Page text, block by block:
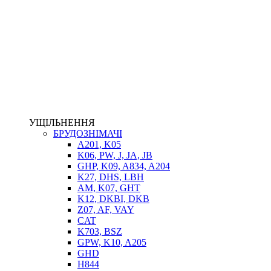
ВТУЛКИ
УЩІЛЬНЕННЯ
БРУДОЗНІМАЧІ
A201, K05
K06, PW, J, JA, JB
GHP, K09, A834, A204
K27, DHS, LBH
AM, K07, GHT
K12, DKBI, DKB
Z07, AF, VAY
CAT
K703, BSZ
GPW, K10, A205
GHD
H844